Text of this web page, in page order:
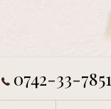
0742-33-7851